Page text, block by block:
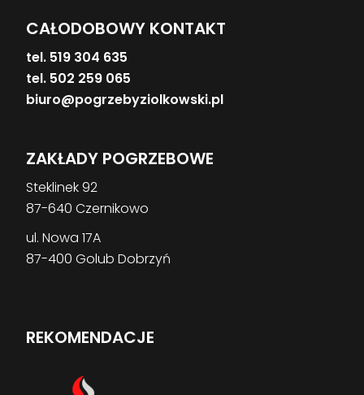
CAŁODOBOWY KONTAKT
tel. 519 304 635
tel. 502 259 065
biuro@pogrzebyziolkowski.pl
ZAKŁADY POGRZEBOWE
Steklinek 92
87-640 Czernikowo
ul. Nowa 17A
87-400 Golub Dobrzyń
REKOMENDACJE